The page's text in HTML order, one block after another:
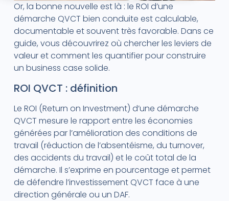
Or, la bonne nouvelle est là : le ROI d’une
démarche QVCT bien conduite est calculable,
documentable et souvent très favorable. Dans ce
guide, vous découvrirez où chercher les leviers de
valeur et comment les quantifier pour construire
un business case solide.
ROI QVCT : définition
Le ROI (Return on Investment) d’une démarche
QVCT mesure le rapport entre les économies
générées par l’amélioration des conditions de
travail (réduction de l’absentéisme, du turnover,
des accidents du travail) et le coût total de la
démarche. Il s’exprime en pourcentage et permet
de défendre l’investissement QVCT face à une
direction générale ou un DAF.